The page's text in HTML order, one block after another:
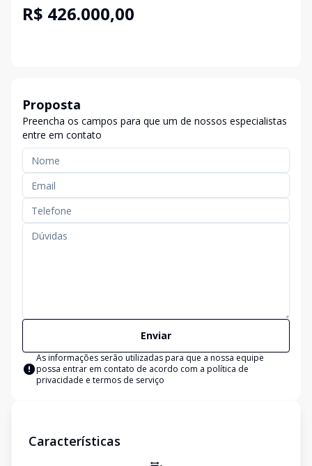
R$ 426.000,00
Proposta
Preencha os campos para que um de nossos especialistas
entre em contato
Enviar
As informações serão utilizadas para que a nossa equipe
possa entrar em contato de acordo com a política de
privacidade e termos de serviço
Características